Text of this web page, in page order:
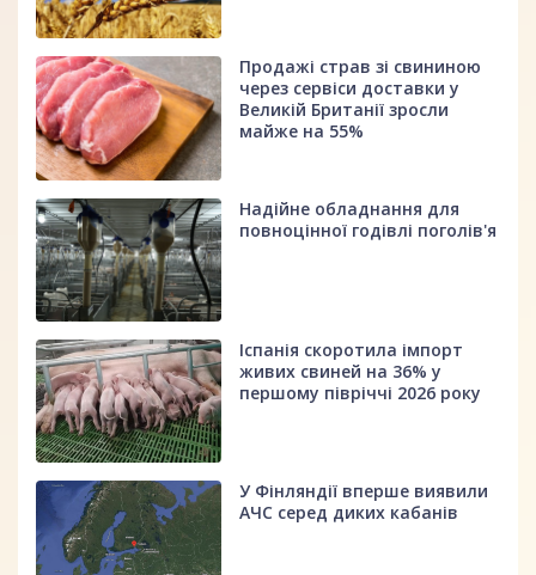
Продажі страв зі свининою
через сервіси доставки у
Великій Британії зросли
майже на 55%
Надійне обладнання для
повноцінної годівлі поголів'я
Іспанія скоротила імпорт
живих свиней на 36% у
першому півріччі 2026 року
У Фінляндії вперше виявили
АЧС серед диких кабанів